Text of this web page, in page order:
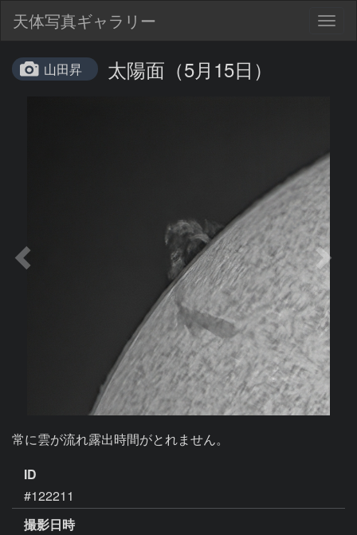
天体写真ギャラリー
山田昇 太陽面（5月15日）
常に雲が流れ露出時間がとれません。
ID
#122211
撮影日時